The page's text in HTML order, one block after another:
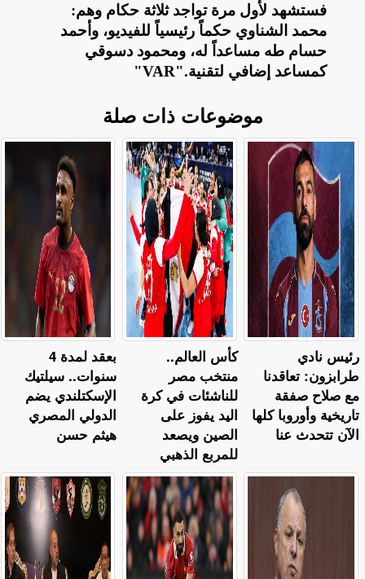
فستشهد لأول مرة تواجد ثلاثة حكام وهم:
محمد الشناوي حكماً رئيسياً للفيديو، وأحمد
حسام طه مساعداً له، ومحمود دسوقي
كمساعد إضافي لتقنية"VAR".
موضوعات ذات صلة
بعقد لمدة 4
سنوات.. سيلتيك
الإسكتلندي يضم
الدولي المصري
هيثم حسن
كأس العالم..
منتخب مصر
للناشئات في كرة
اليد يفوز على
الصين ويصعد
للمربع الذهبي
رئيس نادي
طرابزون: تعاقدنا
مع صلاح صفقة
تاريخية وأوروبا كلها
الآن تتحدث عنا